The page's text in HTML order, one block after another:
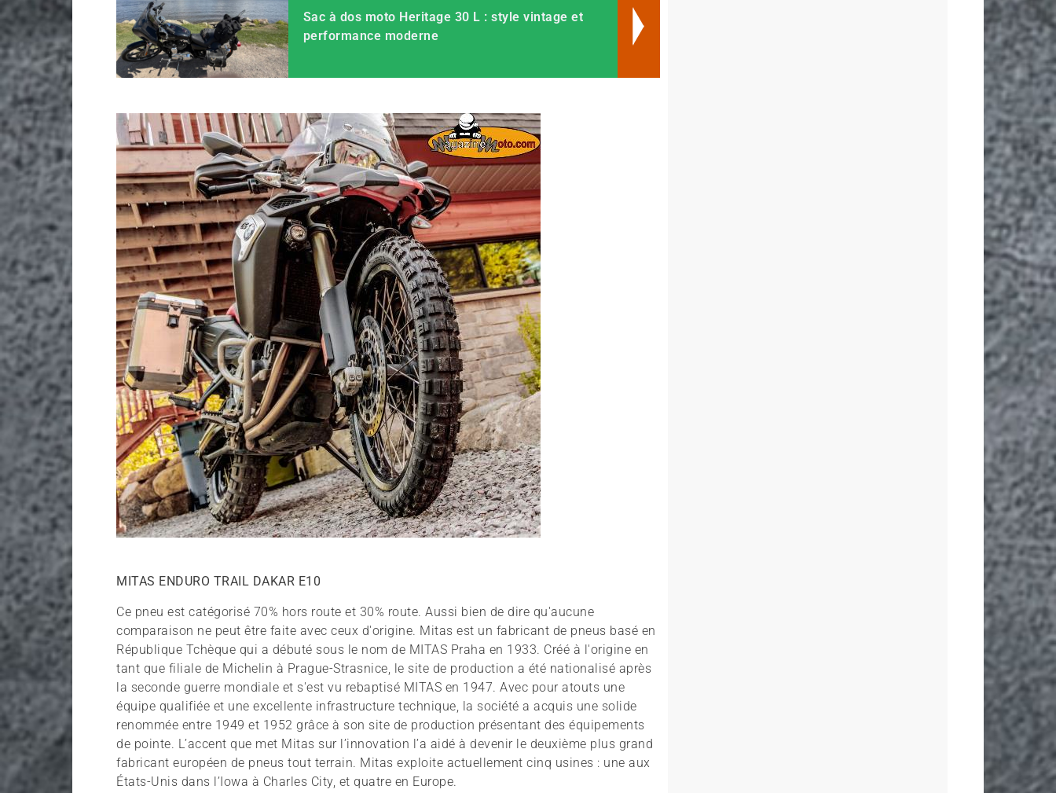
Sac à dos moto Heritage 30 L : style vintage et
performance moderne
MITAS ENDURO TRAIL DAKAR E10
Ce pneu est catégorisé 70% hors route et 30% route. Aussi bien de dire qu'aucune
comparaison ne peut être faite avec ceux d'origine. Mitas est un fabricant de pneus basé en
République Tchèque qui a débuté sous le nom de MITAS Praha en 1933. Créé à l'origine en
tant que filiale de Michelin à Prague-Strasnice, le site de production a été nationalisé après
la seconde guerre mondiale et s'est vu rebaptisé MITAS en 1947. Avec pour atouts une
équipe qualifiée et une excellente infrastructure technique, la société a acquis une solide
renommée entre 1949 et 1952 grâce à son site de production présentant des équipements
de pointe. L’accent que met Mitas sur l’innovation l’a aidé à devenir le deuxième plus grand
fabricant européen de pneus tout terrain. Mitas exploite actuellement cinq usines : une aux
États-Unis dans l’Iowa à Charles City, et quatre en Europe.